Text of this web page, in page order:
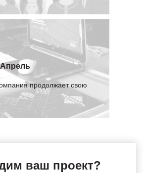
продолжает свою
ваш проект?